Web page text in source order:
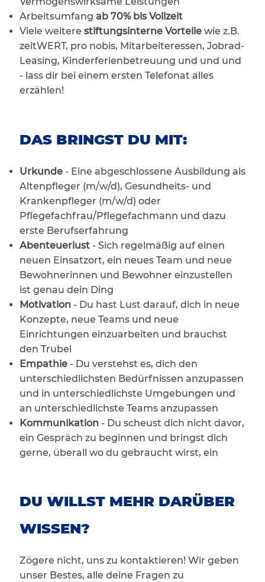
Arbeitsumfang ab 70% bis Vollzeit
Viele weitere stiftungsinterne Vorteilewie z.B.
zeitWERT, pro nobis, Mitarbeiteressen, Jobrad-
Leasing, Kinderferienbetreuung und und und
- lass dir bei einem ersten Telefonat alles
erzählen!
DAS BRINGST DU MIT:
Urkunde - Eine abgeschlossene Ausbildung als
Altenpfleger (m/w/d), Gesundheits- und
Krankenpfleger (m/w/d) oder
Pflegefachfrau/Pflegefachmann und dazu
erste Berufserfahrung
Abenteuerlust - Sich regelmäßig auf einen
neuen Einsatzort, ein neues Team und neue
Bewohnerinnen und Bewohner einzustellen
ist genau dein Ding
Motivation - Du hast Lust darauf, dich in neue
Konzepte, neue Teams und neue
Einrichtungen einzuarbeiten und brauchst
den Trubel
Empathie - Du verstehst es, dich den
unterschiedlichsten Bedürfnissen anzupassen
und in unterschiedlichste Umgebungen und
an unterschiedlichste Teams anzupassen
Kommunikation - Du scheust dich nicht davor,
ein Gespräch zu beginnen und bringst dich
gerne, überall wo du gebraucht wirst, ein
DU WILLST MEHR DARÜBER
WISSEN?
Zögere nicht, uns zu kontaktieren! Wir geben
unser Bestes, alle deine Fragen zu